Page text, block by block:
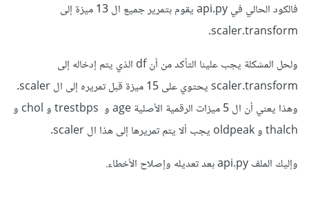
فالكود الحالي في api.py يقوم بتمرير جميع ال 13 ميزة إلى
scaler.transform.
ولحل المشكلة يجب علينا التأكد من أن df الذي يتم إدخاله إلى
scaler.transform يحتوي على 15 ميزة قبل تمريره إلى ال scaler.
وهذا يعني أن ال 5 ميزات الرقمية الأصلية age و trestbps و chol و
thalch و oldpeak يجب ألا يتم تمريرها إلى هذا ال scaler.
وإليك الملف api.py بعد تعديله وإصلاح الأخطاء.